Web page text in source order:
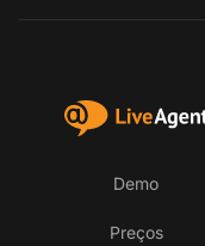
Demo
Preços